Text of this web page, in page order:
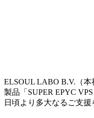
ELSOUL LABO B.V.（
製品「SUPER EPYC
日頃より多大なるご支援